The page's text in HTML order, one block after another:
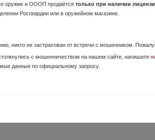
край, Курганинск
2011. Состояние идеальное для такого года, да
Охота только ходовая и гаевая, несколько раз в
1996. Цена 20 000 руб Продажа
в магазине "Охотник" г. Анапа ул.
оружие и ОООП продаётся только при наличии
Росгвардии или в оружейном магазине.
никто не застрахован от встречи с мошенником.
с мошенничеством на нашем сайте, напишите
данные по официальному запросу.